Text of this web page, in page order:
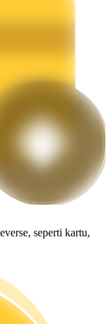
seperti kartu,